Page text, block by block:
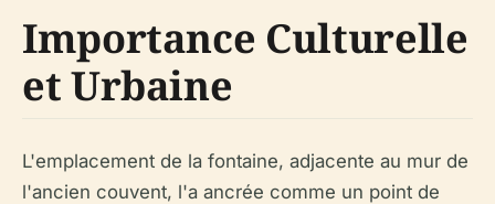
Importance Culturelle
et Urbaine
L'emplacement de la fontaine, adjacente au mur de
l'ancien couvent, l'a ancrée comme un point de